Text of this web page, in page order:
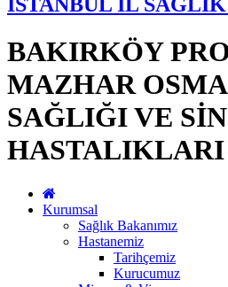
BAKIRKÖY
MAZHAR
SAĞLIĞI VE
HASTALIKLARI
Kurumsal
Sağlık Bakanımız
Hastanemiz
Tarihçemiz
Kurucumuz